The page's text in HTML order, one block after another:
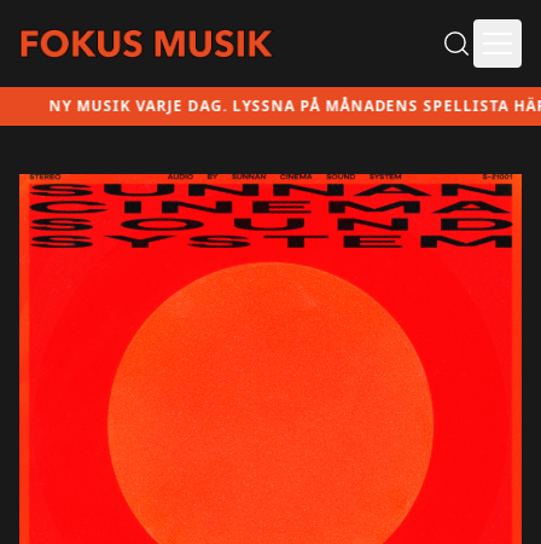
NY MUSIK VARJE DAG. LYSSNA PÅ MÅNADENS SPELLISTA HÄR!